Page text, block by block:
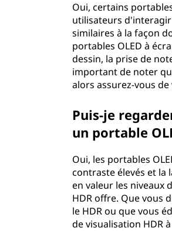
Oui, certains
utilisateurs d'interagir
similaires à la façon
portables OLED à
dessin, la prise de
important de noter
alors assurez-vous
Puis-je
un portable
Oui, les portables
contraste élevés et la
en valeur les niveaux
HDR offre. Que vous
le HDR ou que vous
de visualisation HDR